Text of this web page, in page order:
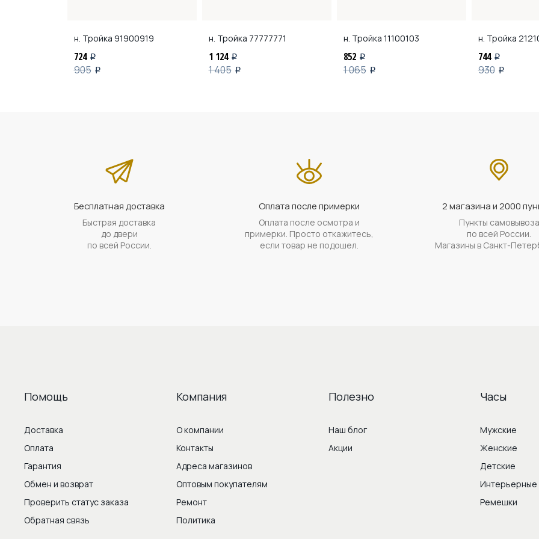
н. Тройка 91900919
724 i
905 i
н. Тройка 77777771
1 124 i
1 405 i
н. Тройка 11100103
852 i
1 065 i
н. Тройка
744 i
930 i
Бесплатная доставка
Быстрая доставка
до двери
по всей России.
Оплата после примерки
Оплата после осмотра и
примерки. Просто откажитесь,
если товар не подошел.
2 магазина и 2000
Пункты самовывоза
по всей России.
Магазины в Санкт-
Помощь
Доставка
Оплата
Гарантия
Обмен и возврат
Проверить статус заказа
Обратная связь
Компания
О компании
Контакты
Адреса магазинов
Оптовым покупателям
Ремонт
Политика
Полезно
Наш блог
Акции
Часы
Мужские
Женские
Детские
Интерьерные
Ремешки